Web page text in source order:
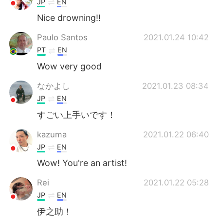
Nice drowning!!
Paulo Santos 2021.01.24 10:42
PT EN
Wow very good
なかよし 2021.01.23 08:34
JP EN
すごい上手いです！
kazuma 2021.01.22 06:40
JP EN
Wow! You're an artist!
Rei 2021.01.22 05:28
JP EN
伊之助！